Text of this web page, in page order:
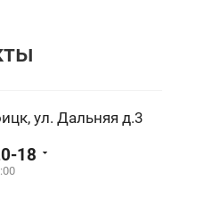
ул. Дальняя д.3
18